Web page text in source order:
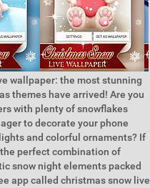
wallpaper: the most stunning
themes have arrived! Are you
with plenty of snowflakes
to decorate your phone
and colorful ornaments? If
perfect combination of
snow night elements packed
app called christmas snow live